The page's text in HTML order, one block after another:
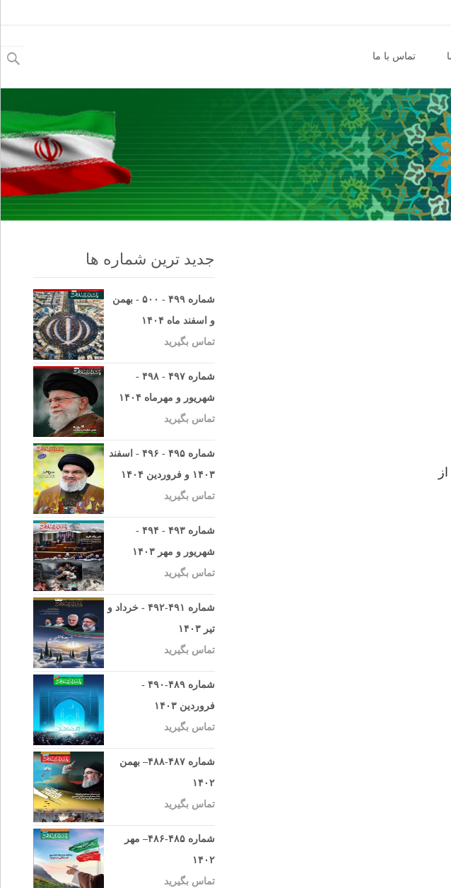
تماس با ما
برای:
جدید ترین شماره ها
شماره ۴۹۹ - ۵۰۰ - بهمن
و اسفند ماه ۱۴۰۴
تماس بگیرید
شماره ۴۹۷ - ۴۹۸ -
شهریور و مهرماه ۱۴۰۴
تماس بگیرید
شماره ۴۹۵ - ۴۹۶ - اسفند
۱۴۰۳ و فروردین ۱۴۰۴
تماس بگیرید
شماره ۴۹۳ - ۴۹۴ -
شهریور و مهر ۱۴۰۳
تماس بگیرید
شماره ۴۹۱-۴۹۲ - خرداد و
تیر ۱۴۰۳
تماس بگیرید
شماره ۴۸۹-۴۹۰ -
فروردین ۱۴۰۳
تماس بگیرید
شماره ۴۸۷-۴۸۸– بهمن
۱۴۰۲
تماس بگیرید
شماره ۴۸۵-۴۸۶– مهر
۱۴۰۲
تماس بگیرید